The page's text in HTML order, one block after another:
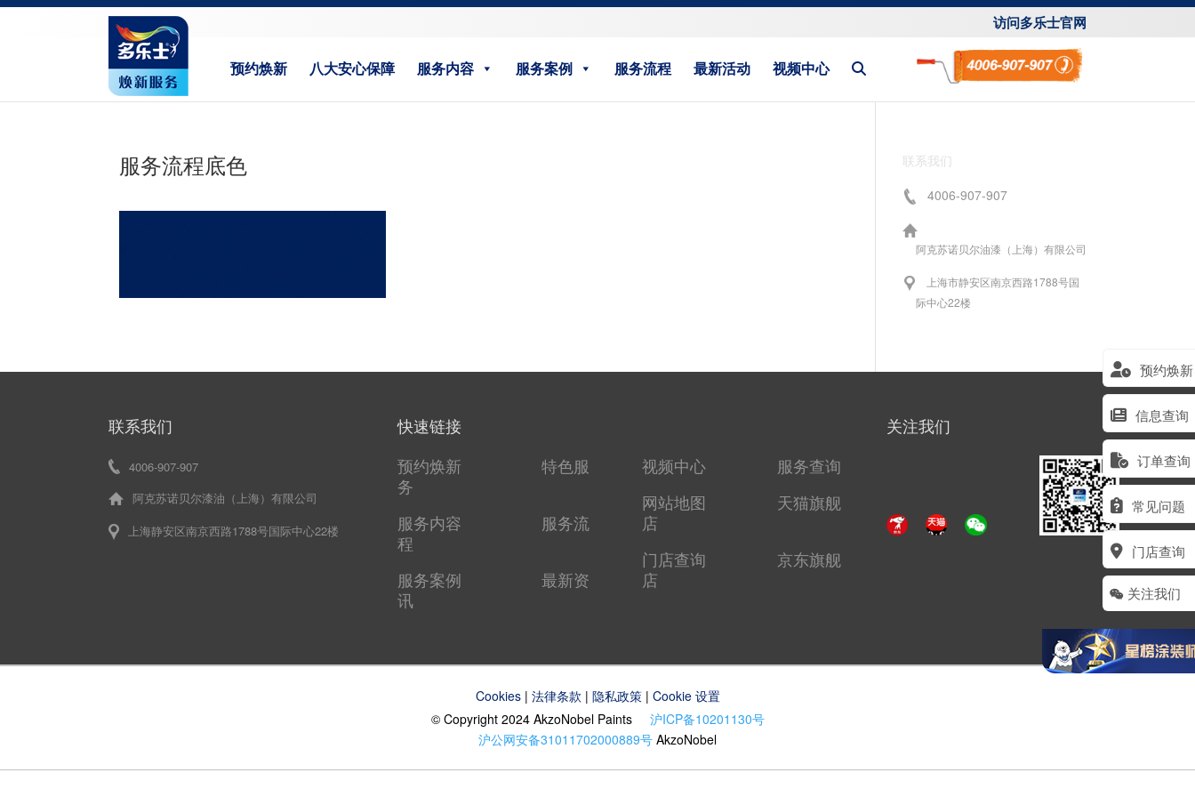
访问多乐士官网
预约焕新 八大安心保障 服务内容 服务案例 服务流程 最新活动 视频中心
预约焕新
信息查询
订单查询
常见问题
门店查询
关注我们
服务流程底色
联系我们
4006-907-907
阿克苏诺贝尔油漆（上海）有限公司
上海市静安区南京西路1788号国
际中心22楼
联系我们
4006-907-907
阿克苏诺贝尔漆油（上海）有限公司
上海静安区南京西路1788号国际中心22楼
快速链接
预约焕新
特色服
务
服务内容
服务流
程
服务案例
最新资
讯
视频中心
服务查询
网站地图
天猫旗舰
店
门店查询
京东旗舰
店
关注我们
Cookies| 法律条款 | 隐私政策| Cookie 设置
© Copyright 2024 AkzoNobel Paints 沪ICP备10201130号
沪公网安备31011702000889号 AkzoNobel